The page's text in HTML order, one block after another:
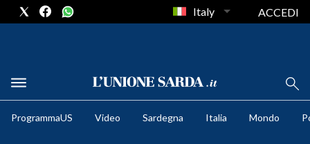
METEO
Italy ACCEDI
ProgrammaUS Video Sardegna Italia Mondo